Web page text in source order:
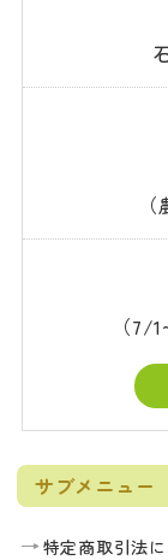
（7/
サブメニュー
特定商取引法